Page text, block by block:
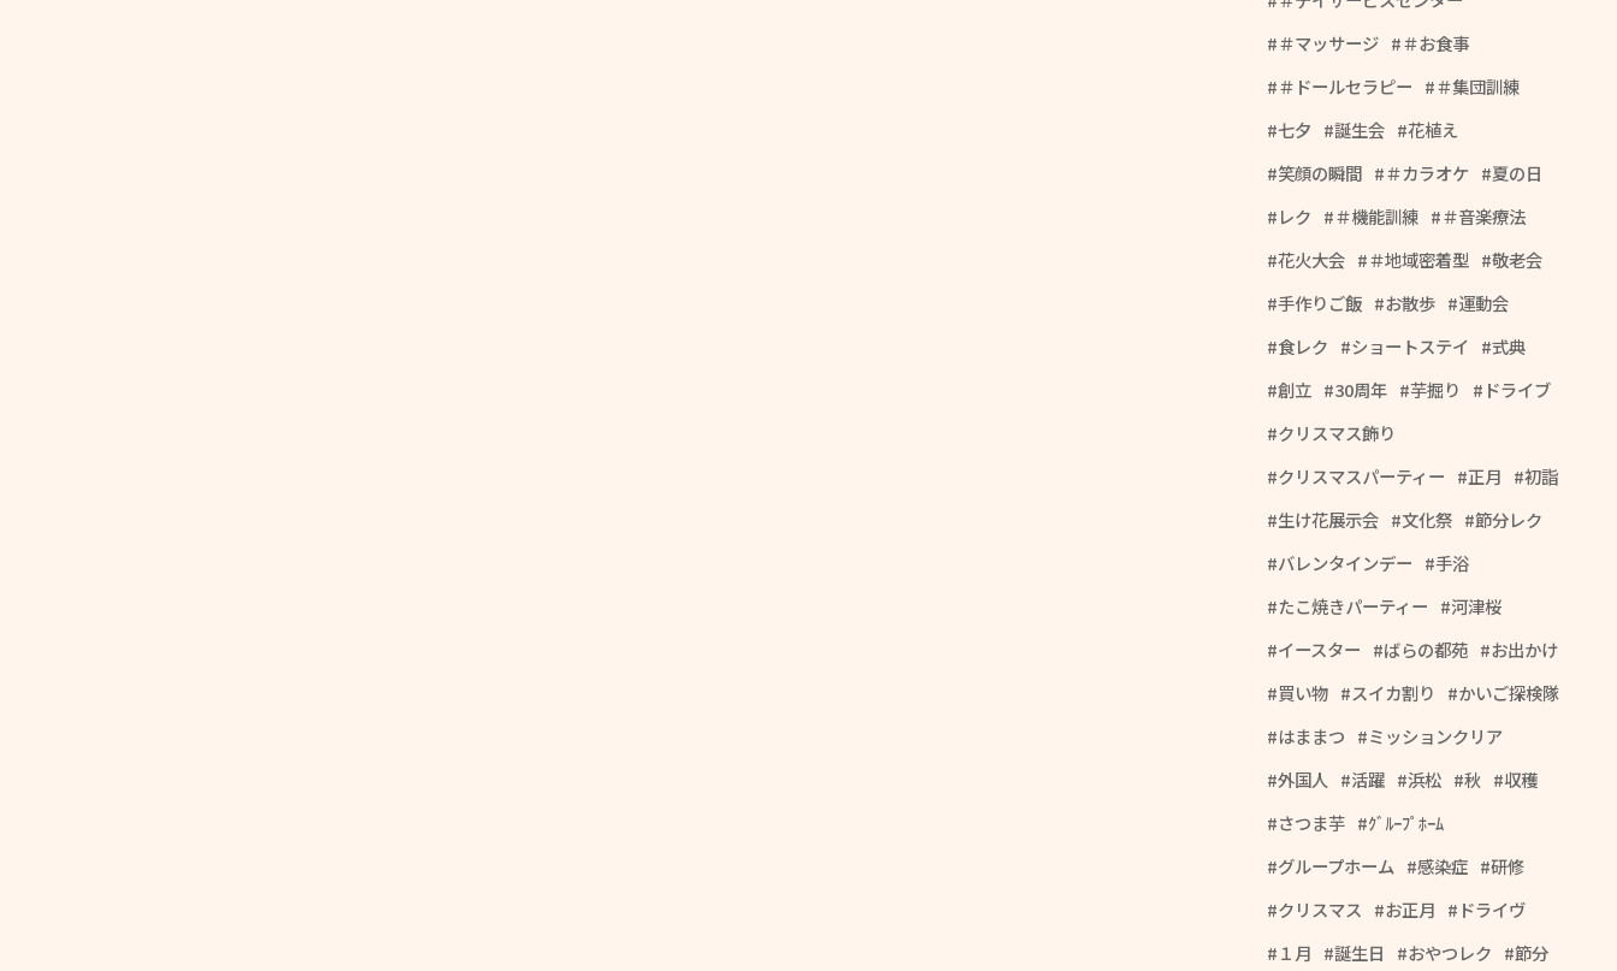
＃マッサージ
＃お食事
＃ドールセラピー
＃集団訓練
七夕
誕生会
花植え
笑顔の瞬間
＃カラオケ
夏の日
レク
＃機能訓練
＃音楽療法
花火大会
＃地域密着型
敬老会
手作りご飯
お散歩
運動会
食レク
ショートステイ
式典
創立
30周年 芋掘り
ドライブ
クリスマス飾り
クリスマスパーティー
正月
初詣
生け花展示会
文化祭
節分レク
バレンタインデー
手浴
たこ焼きパーティー
河津桜
イースター
ばらの都苑
お出かけ
買い物
スイカ割り
かいご探検隊
はままつ
ミッションクリア
外国人
活躍 浜松 秋
収穫
さつま芋
ｸﾞﾙｰﾌﾟﾎｰﾑ
グループホーム
感染症
研修
クリスマス
お正月
ドライヴ
１月
誕生日 おやつレク 節分